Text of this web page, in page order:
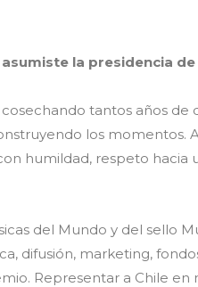
la presidencia
tantos años
los momentos.
humildad, respeto hacia
del Mundo y del sello
difusión, marketing,
Representar a Chile en